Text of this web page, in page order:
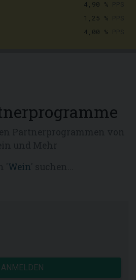
4,90 %
1,25 %
4,00 %
Wein
ANMELDEN